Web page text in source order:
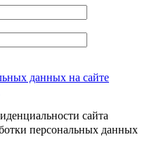
данных на сайте
сайта
персональных данных